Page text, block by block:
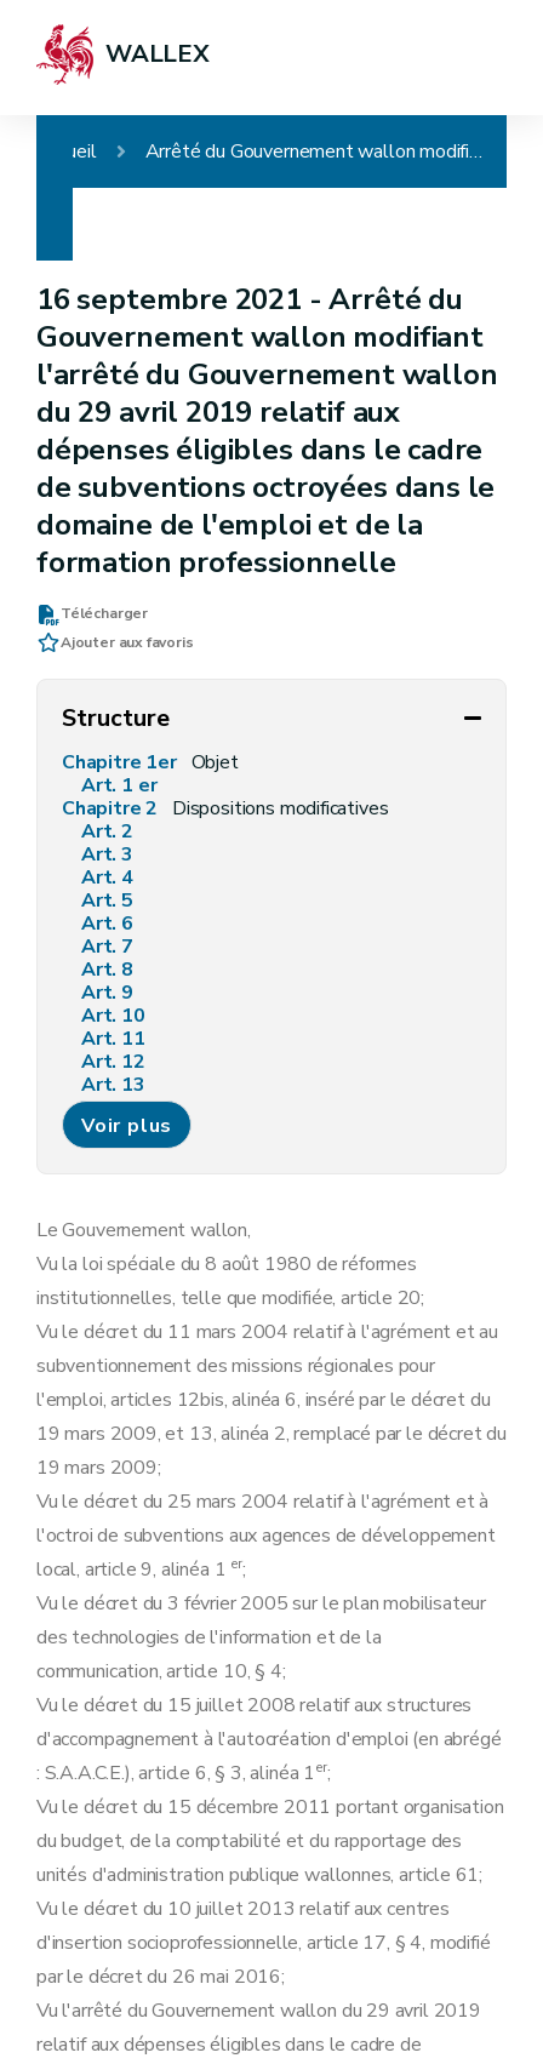
WALLEX
Accueil Arrêté du Gouvernement wallon modifiant l'arrêté du Gouvernement wallon du 29 avril 2019 relatif aux dépenses éligibles dans le cadre de subventions octroyées dans le domaine de l'emploi et de la formation professionnelle
16 septembre 2021 -Arrêté du
Gouvernement wallon modifiant
l'arrêté du Gouvernement wallon
du 29 avril 2019 relatif aux
dépenses éligibles dans le cadre
de subventions octroyées dans le
domaine de l'emploi et de la
formation professionnelle
Télécharger
Ajouter aux favoris
Structure
Chapitre 1er Objet
Art. 1 er
Chapitre 2
Dispositions modificatives
Art. 2
Art. 3
Art. 4
Art. 5
Art. 6
Art. 7
Art. 8
Art. 9
Art. 10
Art. 11
Art. 12
Art. 13
Art. 17
Art. 18
Art. 19
Art. 22
Dispositions transitoires
Art. 23
Art. 24
Dispositions finales
Art. 25
Art. 26
Voir plus
Le Gouvernement wallon,
Vu la loi spéciale du 8 août 1980 de réformes
institutionnelles, telle que modifiée, article 20;
Vu le décret du 11 mars 2004 relatif à l'agrément et au
subventionnement des missions régionales pour
l'emploi, articles 12bis, alinéa 6, inséré par le décret du
19 mars 2009, et 13, alinéa 2, remplacé par le décret du
19 mars 2009;
Vu le décret du 25 mars 2004 relatif à l'agrément et à
l'octroi de subventions aux agences de développement
local, article 9, alinéa 1 er;
Vu le décret du 3 février 2005 sur le plan mobilisateur
des technologies de l'information et de la
communication, article 10, § 4;
Vu le décret du 15 juillet 2008 relatif aux structures
d'accompagnement à l'autocréation d'emploi (en abrégé
: S.A.A.C.E.), article 6, § 3, alinéa 1er;
Vu le décret du 15 décembre 2011 portant organisation
du budget, de la comptabilité et du rapportage des
unités d'administration publique wallonnes, article 61;
Vu le décret du 10 juillet 2013 relatif aux centres
d'insertion socioprofessionnelle, article 17, § 4, modifié
par le décret du 26 mai 2016;
Vu l'arrêté du Gouvernement wallon du 29 avril 2019
relatif aux dépenses éligibles dans le cadre de